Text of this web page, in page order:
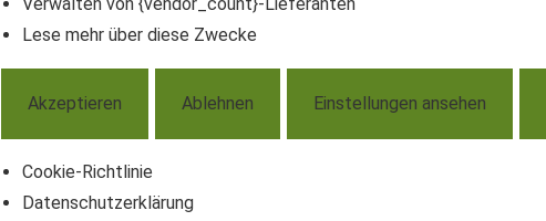
Lese mehr über diese Zwecke
Akzeptieren Ablehnen Einstellungen ansehen
Cookie-Richtlinie
Datenschutzerklärung